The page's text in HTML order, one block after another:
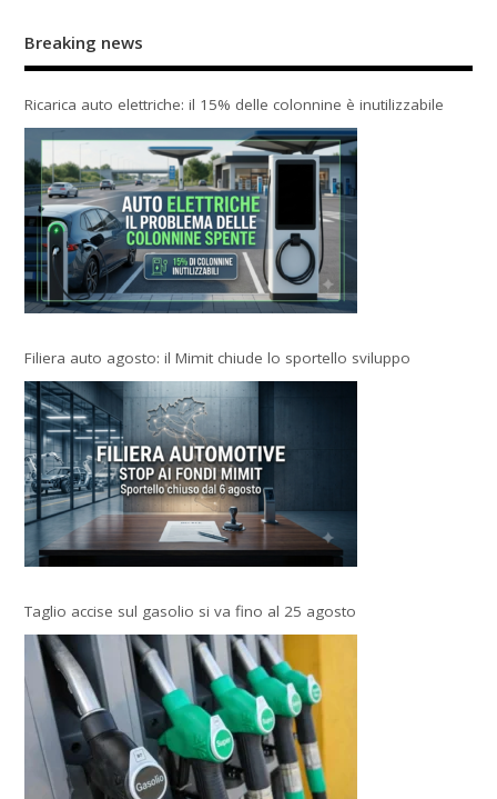
Breaking news
Ricarica auto elettriche: il 15% delle colonnine è inutilizzabile
Filiera auto agosto: il Mimit chiude lo sportello sviluppo
Taglio accise sul gasolio si va fino al 25 agosto